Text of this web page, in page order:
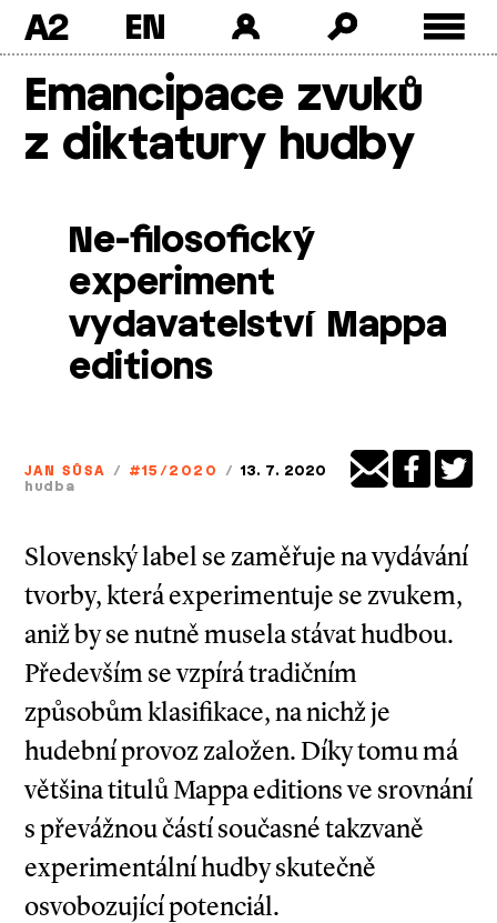
A2
Emancipace zvuků
z diktatury hudby
Ne­-filosofický
experiment
vydavatelství Mappa
editions
JAN SŮSA / #15/2020 / 13. 7. 2020
hudba
Slovenský label se zaměřuje na vydávání
tvorby, která experimentuje se zvukem,
aniž by se nutně musela stávat hudbou.
Především se vzpírá tradičním
způsobům klasifikace, na nichž je
hudební provoz založen. Díky tomu má
většina titulů Mappa editions ve srovnání
s převážnou částí současné takzvaně
experimentální hudby skutečně
osvobozující potenciál.